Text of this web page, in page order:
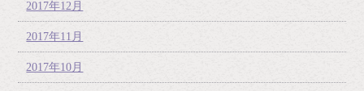
2017年12月
2017年11月
2017年10月